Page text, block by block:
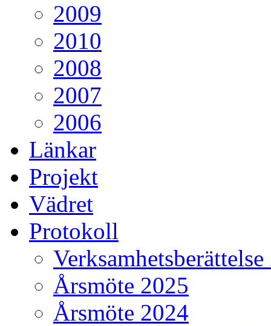
2009
2010
2008
2007
2006
Länkar
Projekt
Vädret
Protokoll
Årsmöte 2025
Årsmöte 2024